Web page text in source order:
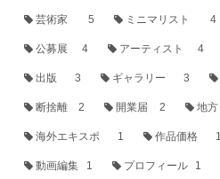
芸術家 5 ミニマリスト 4
公募展 4 アーティスト 4
出版 3 ギャラリー 3
断捨離 2 開業届 2 地方
海外エキスポ 1 作品価格 1
動画編集 1 プロフィール 1